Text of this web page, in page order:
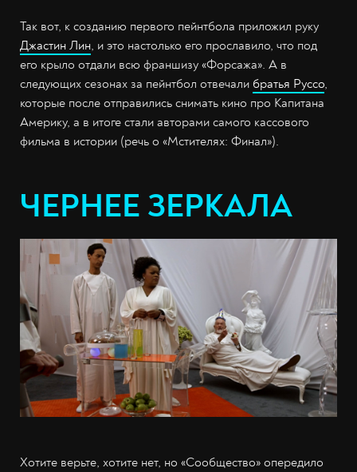
Так вот, к созданию первого пейнтбола приложил руку
Джастин Лин, и это настолько его прославило, что под
его крыло отдали всю франшизу «Форсажа». А в
следующих сезонах за пейнтбол отвечали братья Руссо,
которые после отправились снимать кино про Капитана
Америку, а в итоге стали авторами самого кассового
фильма в истории (речь о «Мстителях: Финал»).
ЧЕРНЕЕ ЗЕРКАЛА
Хотите верьте, хотите нет, но «Сообщество» опередило